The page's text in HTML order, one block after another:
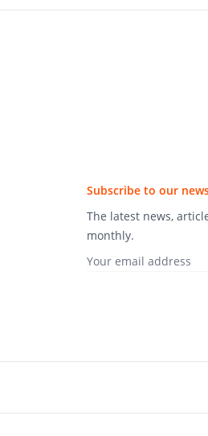
Subscribe to our
The latest news,
monthly.